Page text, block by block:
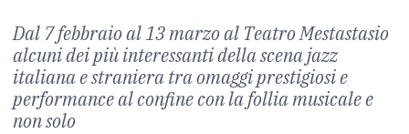
Dal 7 febbraio al 13 marzo al Teatro Mestastasio
alcuni dei più interessanti della scena jazz
italiana e straniera tra omaggi prestigiosi e
performance al confine con la follia musicale e
non solo